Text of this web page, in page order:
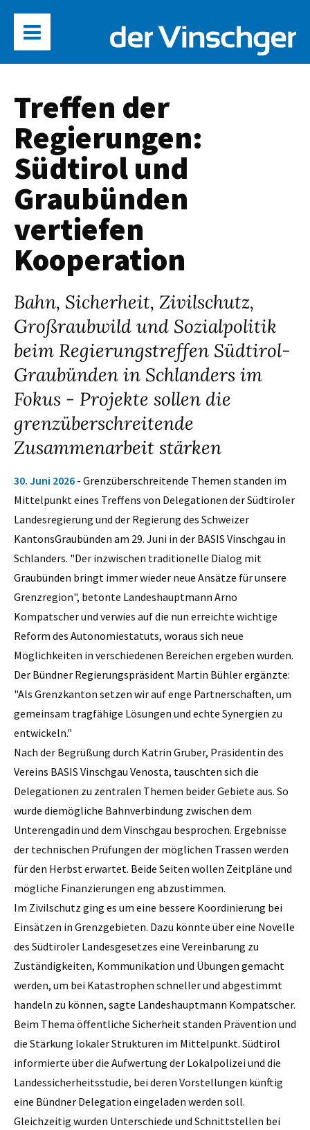
Treffen der
Regierungen:
Südtirol und
Graubünden
vertiefen
Kooperation
Bahn, Sicherheit, Zivilschutz,
Großraubwild und Sozialpolitik
beim Regierungstreffen Südtirol-
Graubünden in Schlanders im
Fokus - Projekte sollen die
grenzüberschreitende
Zusammenarbeit stärken
30. Juni 2026 - Grenzüberschreitende Themen standen im
Mittelpunkt eines Treffens von Delegationen der Südtiroler
Landesregierung und der Regierung des Schweizer
KantonsGraubünden am 29. Juni in der BASIS Vinschgau in
Schlanders. "Der inzwischen traditionelle Dialog mit
Graubünden bringt immer wieder neue Ansätze für unsere
Grenzregion", betonte Landeshauptmann Arno
Kompatscher und verwies auf die nun erreichte wichtige
Reform des Autonomiestatuts, woraus sich neue
Möglichkeiten in verschiedenen Bereichen ergeben würden.
Der Bündner Regierungspräsident Martin Bühler ergänzte:
"Als Grenzkanton setzen wir auf enge Partnerschaften, um
gemeinsam tragfähige Lösungen und echte Synergien zu
entwickeln."
Nach der Begrüßung durch Katrin Gruber, Präsidentin des
Vereins BASIS Vinschgau Venosta, tauschten sich die
Delegationen zu zentralen Themen beider Gebiete aus. So
wurde diemögliche Bahnverbindung zwischen dem
Unterengadin und dem Vinschgau besprochen. Ergebnisse
der technischen Prüfungen der möglichen Trassen werden
für den Herbst erwartet. Beide Seiten wollen Zeitpläne und
mögliche Finanzierungen eng abzustimmen.
Im Zivilschutz ging es um eine bessere Koordinierung bei
Einsätzen in Grenzgebieten. Dazu könnte über eine Novelle
des Südtiroler Landesgesetzes eine Vereinbarung zu
Zuständigkeiten, Kommunikation und Übungen gemacht
werden, um bei Katastrophen schneller und abgestimmt
handeln zu können, sagte Landeshauptmann Kompatscher.
Beim Thema öffentliche Sicherheit standen Prävention und
die Stärkung lokaler Strukturen im Mittelpunkt. Südtirol
informierte über die Aufwertung der Lokalpolizei und die
Landessicherheitsstudie, bei deren Vorstellungen künftig
eine Bündner Delegation eingeladen werden soll.
Gleichzeitig wurden Unterschiede und Schnittstellen bei